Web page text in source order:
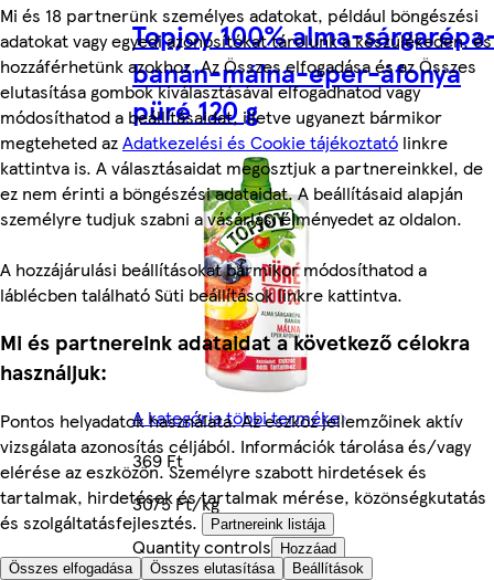
Mi és 18 partnerünk személyes adatokat, például böngészési
adatokat vagy egyedi azonosítókat tárolunk a készülékeden, és
hozzáférhetünk azokhoz. Az Összes elfogadása és az Összes
elutasítása gombok kiválasztásával elfogadhatod vagy
módosíthatod a beállításaidat, illetve ugyanezt bármikor
megteheted azAdatkezelési és Cookie tájékoztató linkre
kattintva is. A választásaidat megosztjuk a partnereinkkel, de
ez nem érinti a böngészési adataidat. A beállításaid alapján
személyre tudjuk szabni a vásárlási élményedet az oldalon.
A hozzájárulási beállításokat bármikor módosíthatod a
láblécben található Süti beállítások linkre kattintva.
Mi és partnereink adataidat a következő célokra
használjuk:
Pontos helyadatok használata. Az eszköz jellemzőinek aktív
vizsgálata azonosítás céljából. Információk tárolása és/vagy
elérése az eszközön. Személyre szabott hirdetések és
tartalmak, hirdetések és tartalmak mérése, közönségkutatás
és szolgáltatásfejlesztés.
Partnereink listája
Összes elfogadása Összes elutasítása Beállítások
Topjoy 100% alma-
banán-málna-eper-áfonya
püré 120 g
A kategória többi terméke
369 Ft
3075 Ft/kg
Quantity controls
Hozzáad